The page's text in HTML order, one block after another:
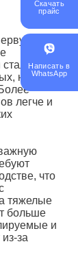
или
но
легче и
что
тяжелые
больше
и
за
Скачать
прайс
Написать в
WhatsApp